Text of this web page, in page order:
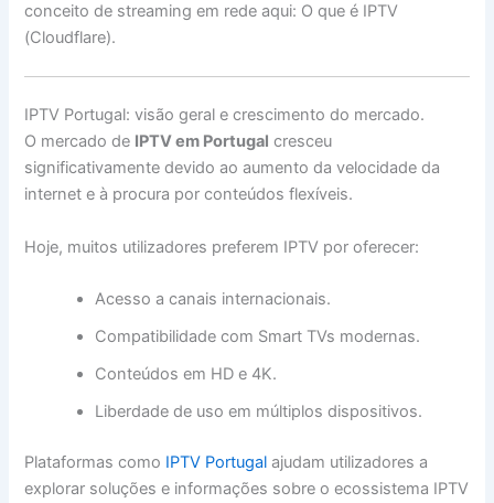
conceito de streaming em rede aqui: O que é IPTV
(Cloudflare).
IPTV Portugal: visão geral e crescimento do mercado.
O mercado de IPTV em Portugal cresceu
significativamente devido ao aumento da velocidade da
internet e à procura por conteúdos flexíveis.
Hoje, muitos utilizadores preferem IPTV por oferecer:
Acesso a canais internacionais.
Compatibilidade com Smart TVs modernas.
Conteúdos em HD e 4K.
Liberdade de uso em múltiplos dispositivos.
Plataformas como IPTV Portugal ajudam utilizadores a
explorar soluções e informações sobre o ecossistema IPTV